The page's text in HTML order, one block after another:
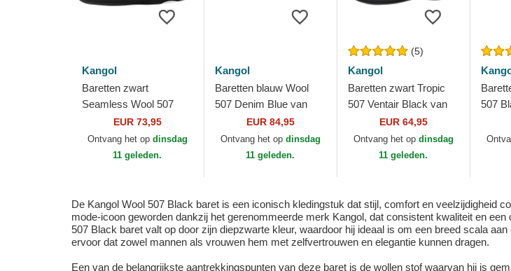
Kangol
Baretten zwart
Seamless Wool 507
Black van Kangol
EUR 73,95
Ontvang het op dinsdag
11 geleden.
Kangol
Baretten blauw Wool
507 Denim Blue van
EUR 84,95
Ontvang het op dinsdag
11 geleden.
(5)
Kangol
Baretten zwart Tropic
507 Ventair Black van
EUR 64,95
Ontvang het op dinsdag
11 geleden.
507
De Kangol Wool 507 Black baret is een iconisch kledingstuk dat stijl, comfort en veelzijdigheid
mode-icoon geworden dankzij het gerenommeerde merk Kangol, dat consistent kwaliteit en
507 Black baret valt op door zijn diepzwarte kleur, waardoor hij ideaal is om een breed scala
ervoor dat zowel mannen als vrouwen hem met zelfvertrouwen en elegantie kunnen dragen.
Een van de belangrijkste aantrekkingspunten van deze baret is de wollen stof waarvan hij is